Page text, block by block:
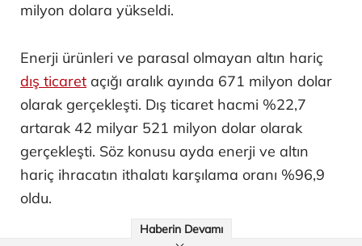
milyon dolara yükseldi.
Enerji ürünleri ve parasal olmayan altın hariç
dış ticaret açığı aralık ayında 671 milyon dolar
olarak gerçekleşti. Dış ticaret hacmi %22,7
artarak 42 milyar 521 milyon dolar olarak
gerçekleşti. Söz konusu ayda enerji ve altın
hariç ihracatın ithalatı karşılama oranı %96,9
oldu.
Haberin Devamı